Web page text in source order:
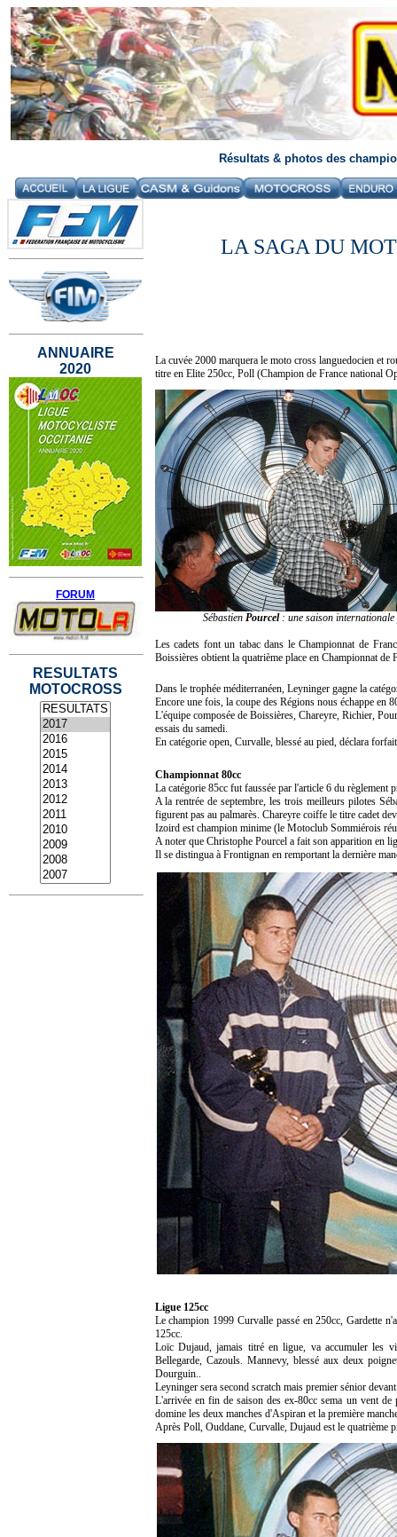
Résultats & photos des
ANNUAIRE
2020
FORUM
RESULTATS
MOTOCROSS
LA SAGA DU
La cuvée 2000 marquera le moto cross languedocien et
titre en Elite 250cc, Poll (Champion de France national
Sébastien Pourcel: une saison internationale
Les cadets font un tabac dans le Championnat de
Boissières obtient la quatrième place en Championnat
Dans le trophée méditerranéen, Leyninger gagne la
Encore une fois, la coupe des Régions nous échappe en
L'équipe composée de Boissières, Chareyre, Richier,
essais du samedi.
En catégorie open, Curvalle, blessé au pied, déclara
Championnat 80cc
La catégorie 85cc fut faussée par l'article 6 du règlement
A la rentrée de septembre, les trois meilleurs pilotes
figurent pas au palmarès. Chareyre coiffe le titre cadet
Izoird est champion minime (le Motoclub Sommiérois
A noter que Christophe Pourcel a fait son apparition en
Il se distingua à Frontignan en remportant la dernière
Ligue 125cc
Le champion 1999 Curvalle passé en 250cc, Gardette
125cc.
Loïc Dujaud, jamais titré en ligue, va accumuler les
Bellegarde, Cazouls. Mannevy, blessé aux deux
Dourguin..
Leyninger sera second scratch mais premier sénior
L'arrivée en fin de saison des ex-80cc sema un vent de
domine les deux manches d'Aspiran et la première
Après Poll, Ouddane, Curvalle, Dujaud est le quatrième